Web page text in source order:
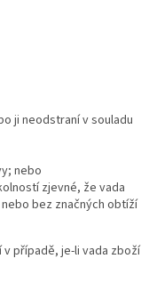
ji neodstraní v souladu
nebo
zjevné, že vada
bez značných obtíží
případě, je-li vada zboží